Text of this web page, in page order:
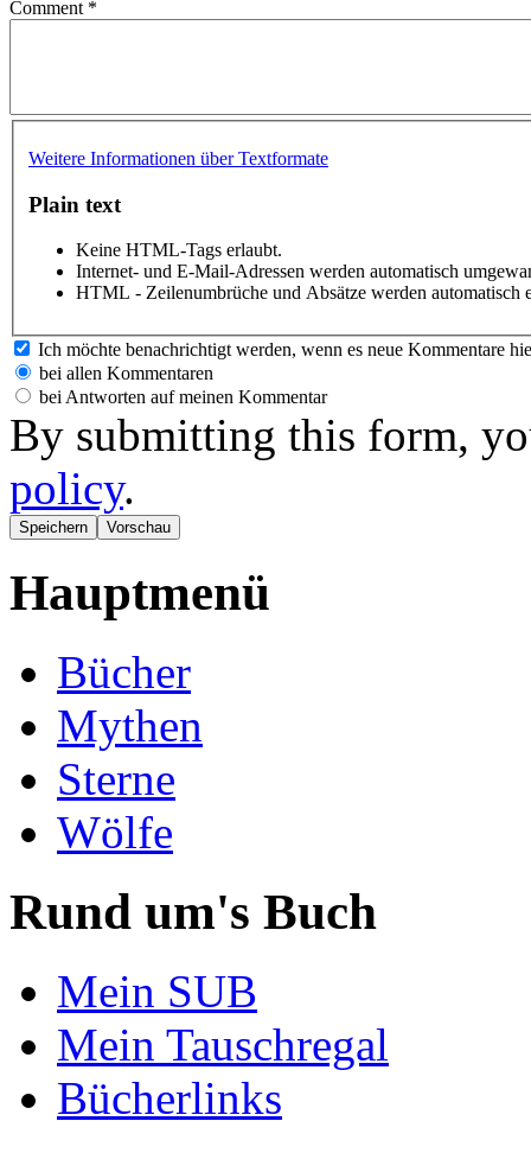
Comment *
Weitere Informationen über Textformate
Plain text
Keine HTML-Tags erlaubt.
Internet- und E-Mail-Adressen werden automatisch
HTML - Zeilenumbrüche und Absätze werden automatisch
Ich möchte benachrichtigt werden, wenn es neue Kommentare
bei allen Kommentaren
bei Antworten auf meinen Kommentar
By submitting this form,
policy.
Hauptmenü
Bücher
Mythen
Sterne
Wölfe
Rund um's Buch
Mein SUB
Mein Tauschregal
Bücherlinks